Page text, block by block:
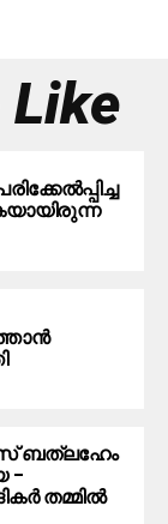
Like
ബത്ലഹേം
–
തമ്മില്‍